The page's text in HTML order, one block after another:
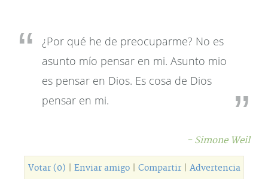
¿Por qué he de preocuparme? No es
asunto mío pensar en mi. Asunto mio
es pensar en Dios. Es cosa de Dios
pensar en mi.
- Simone Weil
Votar (0) Enviar amigo| Compartir| Advertencia